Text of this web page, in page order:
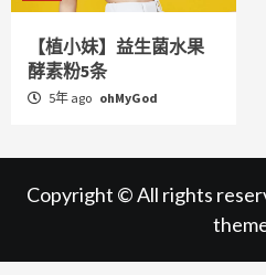
【植小妹】益生菌水果
酵素粉5条
5年 ago ohMyGod
Copyright © All rights